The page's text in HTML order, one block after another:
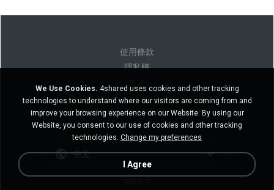
使用條款
隱私權
Do not sell my personal information
Do not share my personal information
中文
We Use Cookies. 4shared uses cookies and other tracking
technologies to understand where our visitors are coming from and
improve your browsing experience on our Website. By using our
Website, you consent to our use of cookies and other tracking
technologies. Change my preferences
I Agree